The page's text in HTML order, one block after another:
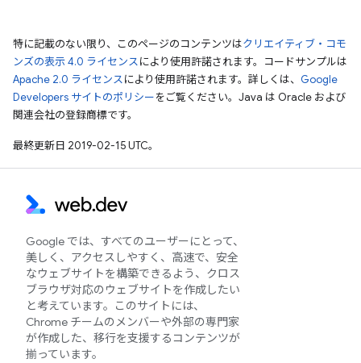
特に記載のない限り、このページのコンテンツはクリエイティブ・コモ
ンズの表示 4.0 ライセンスにより使用許諾されます。コードサンプルは
Apache 2.0 ライセンスにより使用許諾されます。詳しくは、 Google
Developers サイトのポリシーをご覧ください。Java は Oracle および
関連会社の登録商標です。
最終更新日 2019-02-15 UTC。
Google では、すべてのユーザーにとって、
美しく、アクセスしやすく、高速で、安全
なウェブサイトを構築できるよう、クロス
ブラウザ対応のウェブサイトを作成したい
と考えています。このサイトには、
Chrome チームのメンバーや外部の専門家
が作成した、移行を支援するコンテンツが
揃っています。